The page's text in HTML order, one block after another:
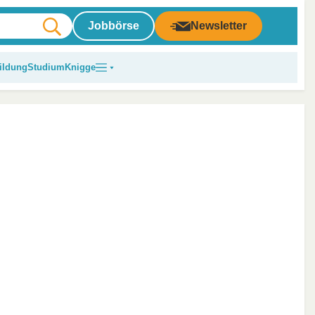
Jobbörse Newsletter
Studium Knigge